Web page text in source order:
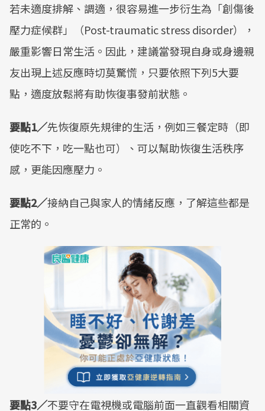
若未適度排解、調適，很容易進一步衍生為「創傷後
壓力症候群」（Post-traumatic stress disorder），
嚴重影響日常生活。因此，建議當發現自身或身邊親
友出現上述反應時切莫驚慌，只要依照下列5大要
點，適度放鬆將有助恢復事發前狀態。
要點1／先恢復原先規律的生活，例如三餐定時（即
使吃不下，吃一點也可）、可以幫助恢復生活秩序
感，更能因應壓力。
要點2／接納自己與家人的情緒反應，了解這些都是
正常的。
要點3／不要守在電視機或電腦前面一直觀看相關資